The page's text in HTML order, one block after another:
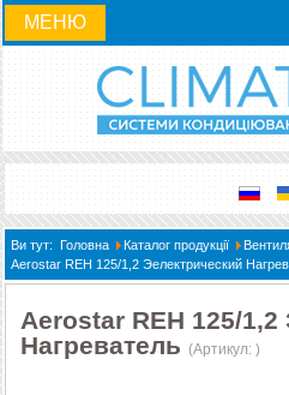
МЕНЮ
Ви тут: Головна Каталог продукції
Aerostar REH 125/1,2 Эелектрический
Aerostar REH 125/1,2
Нагреватель (Артикул: )